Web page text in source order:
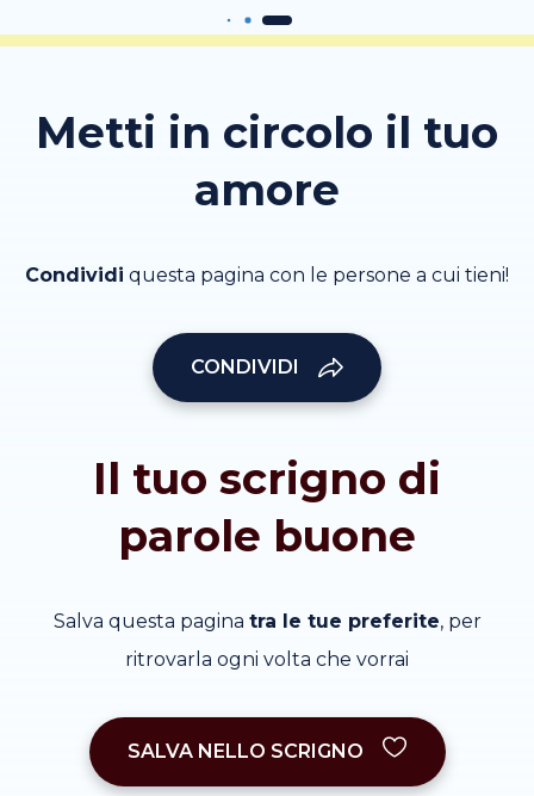
Metti in circolo il tuo
amore
Condividi questa pagina con le persone a cui tieni!
CONDIVIDI
Il tuo scrigno di
parole buone
Salva questa pagina tra le tue preferite, per
ritrovarla ogni volta che vorrai
SALVA NELLO SCRIGNO